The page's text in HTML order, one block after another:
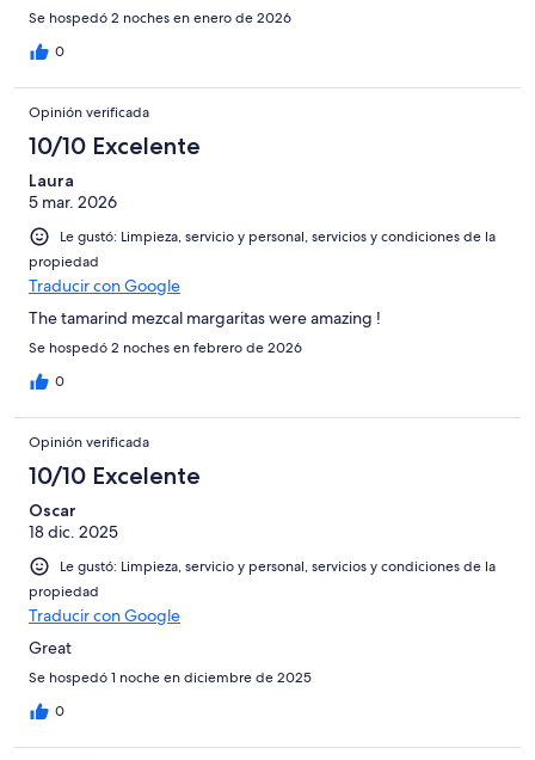
Se hospedó 2 noches en enero de 2026
0
Opinión verificada
10/10 Excelente
Laura
5 mar. 2026
Le gustó: Limpieza, servicio y personal, servicios y condiciones de la
propiedad
Traducir con Google
The tamarind mezcal margaritas were amazing !
Se hospedó 2 noches en febrero de 2026
0
Opinión verificada
10/10 Excelente
Oscar
18 dic. 2025
Le gustó: Limpieza, servicio y personal, servicios y condiciones de la
propiedad
Traducir con Google
Great
Se hospedó 1 noche en diciembre de 2025
0